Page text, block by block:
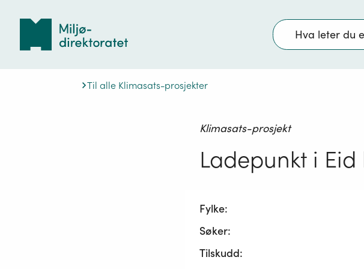
Søk
Til alle Klimasats-prosjekter
Klimasats-prosjekt
Ladepunkt i
Fylke:
Søker:
Tilskudd: